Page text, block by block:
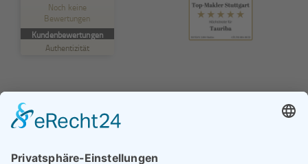
Noch keine
Bewertungen
Kundenbewertungen
Authentizität
MANGELHAFT
kontakt@tauriba.de